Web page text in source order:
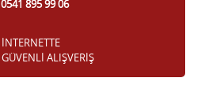
0541 895 99 06
İNTERNETTE
GÜVENLİ ALIŞVERİŞ